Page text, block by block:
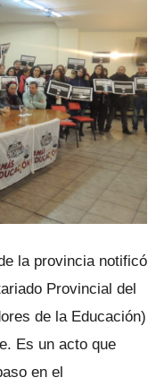
la provincia notificó
Provincial del
de la Educación)
Es un acto que
en el